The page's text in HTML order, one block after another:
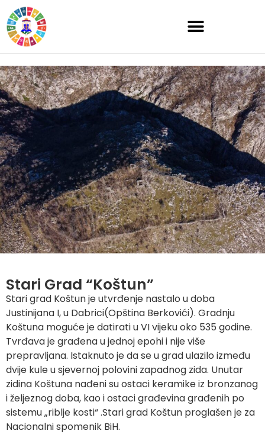
Stari Grad “Koštun”
Stari grad Koštun je utvrđenje nastalo u doba
Justinijana I, u Dabrici(Opština Berkovići). Gradnju
Koštuna moguće je datirati u VI vijeku oko 535 godine.
Tvrđava je građena u jednoj epohi i nije više
prepravljana. Istaknuto je da se u grad ulazilo između
dvije kule u sjevernoj polovini zapadnog zida. Unutar
zidina Koštuna nađeni su ostaci keramike iz bronzanog
i željeznog doba, kao i ostaci građevina građenih po
sistemu „riblje kosti“ .Stari grad Koštun proglašen je za
Nacionalni spomenik BiH.